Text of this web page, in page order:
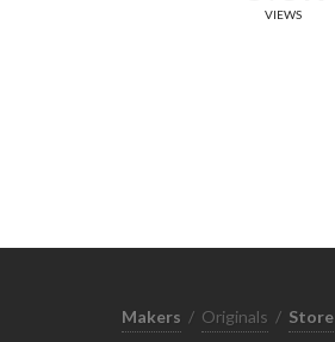
VIEWS
Makers / Originals / Store